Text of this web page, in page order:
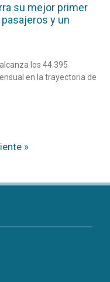
su mejor primer
y un
los 44.395
en la trayectoria de
»